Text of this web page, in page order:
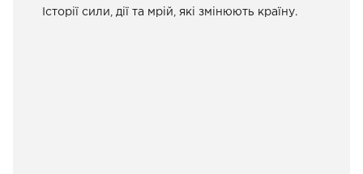
Історії сили, дії та мрій, які змінюють країну.